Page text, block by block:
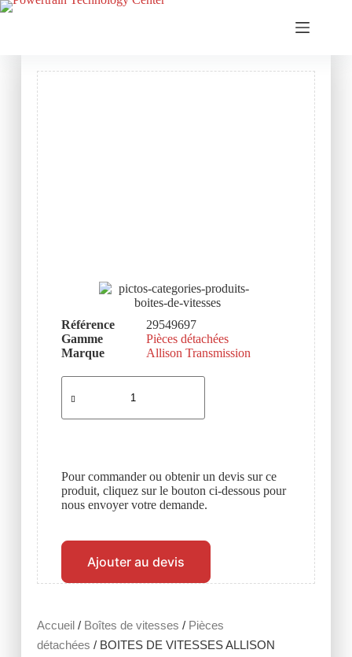
Accueil/ Boîtes de vitesses / Pièces
détachées / BOITES DE VITESSES ALLISON
Référence
29549697
Gamme
Pièces détachées
Marque
Allison Transmission
Pour commander ou obtenir un devis sur ce
produit, cliquez sur le bouton ci-dessous pour
nous envoyer votre demande.
Ajouter au devis